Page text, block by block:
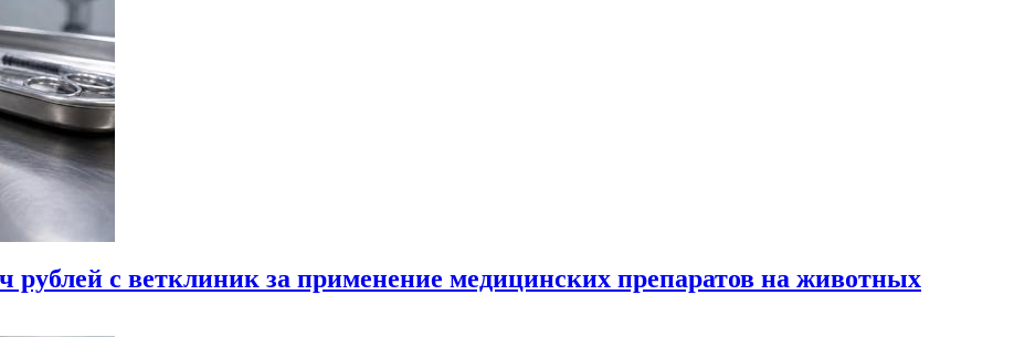
рублей с ветклиник за применение медицинских препаратов на животных